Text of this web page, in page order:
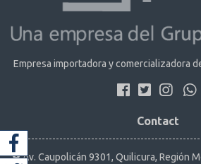
Empresa importadora y comercializadora
Contact
Av. Caupolicán 9301, Quilicura, Región